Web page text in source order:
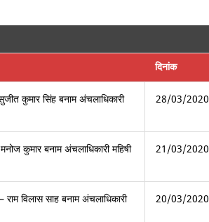
दिनांक
कुमार सिंह बनाम अंचलाधिकारी
28/03/2020
कुमार बनाम अंचलाधिकारी महिषी
21/03/2020
विलास साह बनाम अंचलाधिकारी
20/03/2020